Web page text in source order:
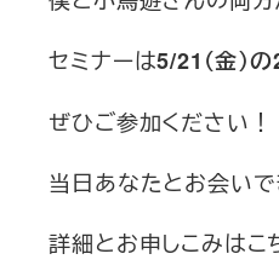
セミナーは5/21（金）
ぜひご参加ください！
当日あなたとお会いで
詳細とお申しこみはこ